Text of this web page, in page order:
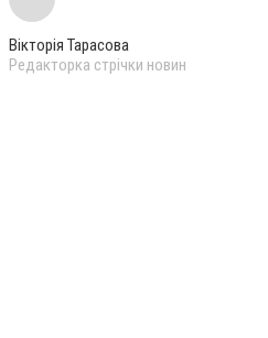
Вікторія Тарасова
Редакторка стрічки новин